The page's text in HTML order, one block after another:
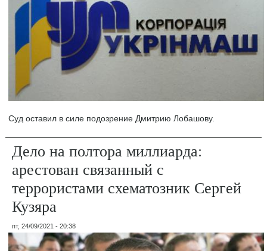
Суд оставил в силе подозрение Дмитрию Лобашову.
Дело на полтора миллиарда:
арестован связанный с
террористами схематозник Сергей
Кузяра
пт, 24/09/2021 - 20:38